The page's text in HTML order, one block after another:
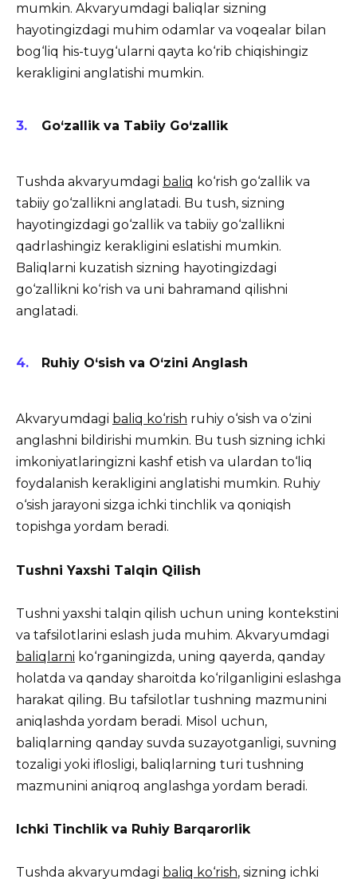
mumkin. Akvaryumdagi baliqlar sizning
hayotingizdagi muhim odamlar va voqealar bilan
bog‘liq his-tuyg‘ularni qayta ko‘rib chiqishingiz
kerakligini anglatishi mumkin.
Go‘zallik va Tabiiy Go‘zallik
Tushda akvaryumdagi baliq ko‘rish go‘zallik va
tabiiy go‘zallikni anglatadi. Bu tush, sizning
hayotingizdagi go‘zallik va tabiiy go‘zallikni
qadrlashingiz kerakligini eslatishi mumkin.
Baliqlarni kuzatish sizning hayotingizdagi
go‘zallikni ko‘rish va uni bahramand qilishni
anglatadi.
Ruhiy O‘sish va O‘zini Anglash
Akvaryumdagi baliq ko‘rish ruhiy o‘sish va o‘zini
anglashni bildirishi mumkin. Bu tush sizning ichki
imkoniyatlaringizni kashf etish va ulardan to‘liq
foydalanish kerakligini anglatishi mumkin. Ruhiy
o‘sish jarayoni sizga ichki tinchlik va qoniqish
topishga yordam beradi.
Tushni Yaxshi Talqin Qilish
Tushni yaxshi talqin qilish uchun uning kontekstini
va tafsilotlarini eslash juda muhim. Akvaryumdagi
baliqlarni ko‘rganingizda, uning qayerda, qanday
holatda va qanday sharoitda ko‘rilganligini eslashga
harakat qiling. Bu tafsilotlar tushning mazmunini
aniqlashda yordam beradi. Misol uchun,
baliqlarning qanday suvda suzayotganligi, suvning
tozaligi yoki iflosligi, baliqlarning turi tushning
mazmunini aniqroq anglashga yordam beradi.
Ichki Tinchlik va Ruhiy Barqarorlik
Tushda akvaryumdagi baliq ko‘rish, sizning ichki